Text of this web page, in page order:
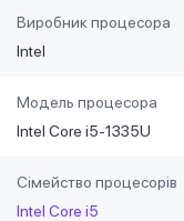
Виробник процесора
Intel
Модель процесора
Intel Core i5-1335U
Сімейство процесорів
Intel Core i5